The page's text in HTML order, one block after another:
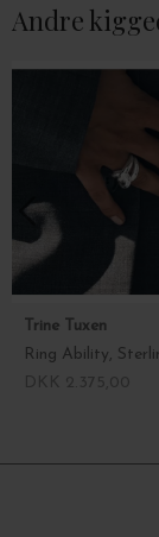
Andre
Trine Tuxen
Ring Ability,